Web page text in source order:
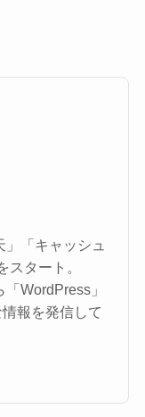
「キャッシュ
スタート。
WordPress」
報を発信して